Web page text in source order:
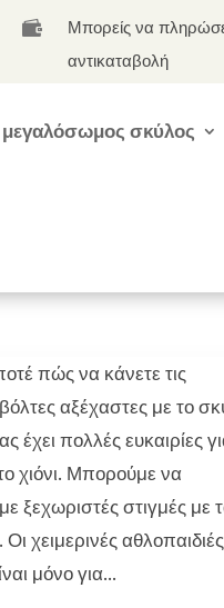

Μπορείς να
αντικαταβολή
σκύλος
πώς να κάνετε τις
αξέχαστες με το
έχει πολλές ευκαιρίες
χιόνι. Μπορούμε να
ξεχωριστές στιγμές με
Οι χειμερινές
μόνο για...